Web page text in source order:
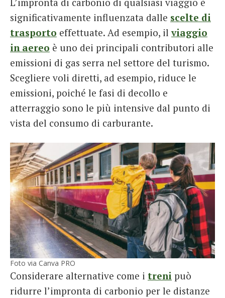
significativamente influenzata dalle scelte di
trasporto effettuate. Ad esempio, ilviaggio
in aereo è uno dei principali contributori alle
emissioni di gas serra nel settore del turismo.
Scegliere voli diretti, ad esempio, riduce le
emissioni, poiché le fasi di decollo e
atterraggio sono le più intensive dal punto di
vista del consumo di carburante.
Foto via Canva PRO
Considerare alternative come i treni può
ridurre l’impronta di carbonio per le distanze